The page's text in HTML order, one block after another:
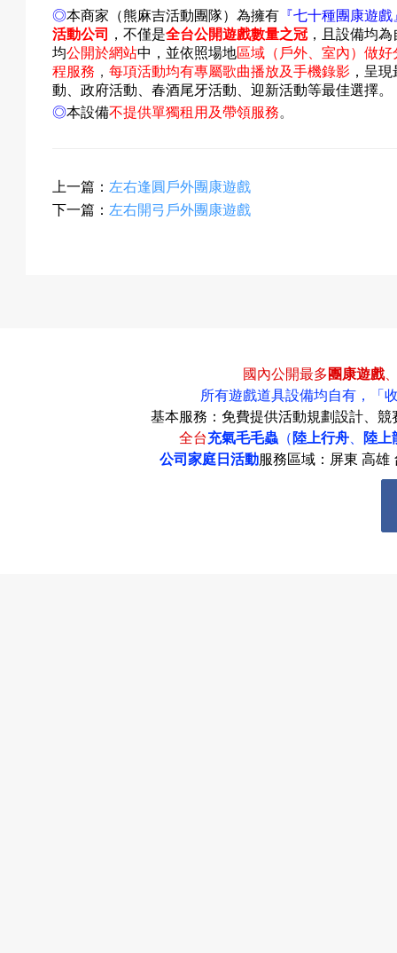
款
◎本商家（熊麻吉活動團隊）為擁有 『七十種團康遊戲
活動公司
，不僅是全台公開遊戲數量之冠 ，且設備均
均公開於網站中 ，並依照場地區域（戶外、室內）做好
程服務 ，每項活動均有專屬歌曲播放及手機錄影 ，呈
動、政府活動、春酒尾牙活動、迎新活動等最佳選擇。
◎本設備不提供單獨租用及帶領服務。
上一篇： 左右逢圓戶外團康遊戲
下一篇： 左右開弓戶外團康遊戲
國內公開最多團康遊戲
所有遊戲道具設備均自有，
「
基本服務：免費提供活動規劃設計、
全台充氣毛毛蟲 （ 陸上行舟
陸上
公司家庭日活動服務區域：屏東 高雄